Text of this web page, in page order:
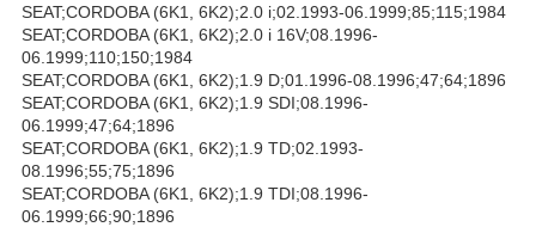
SEAT;CORDOBA (6K1, 6K2);2.0 i;02.1993-06.1999;85;115;1984
SEAT;CORDOBA (6K1, 6K2);2.0 i 16V;08.1996-
06.1999;110;150;1984
SEAT;CORDOBA (6K1, 6K2);1.9 D;01.1996-08.1996;47;64;1896
SEAT;CORDOBA (6K1, 6K2);1.9 SDI;08.1996-
06.1999;47;64;1896
SEAT;CORDOBA (6K1, 6K2);1.9 TD;02.1993-
08.1996;55;75;1896
SEAT;CORDOBA (6K1, 6K2);1.9 TDI;08.1996-
06.1999;66;90;1896